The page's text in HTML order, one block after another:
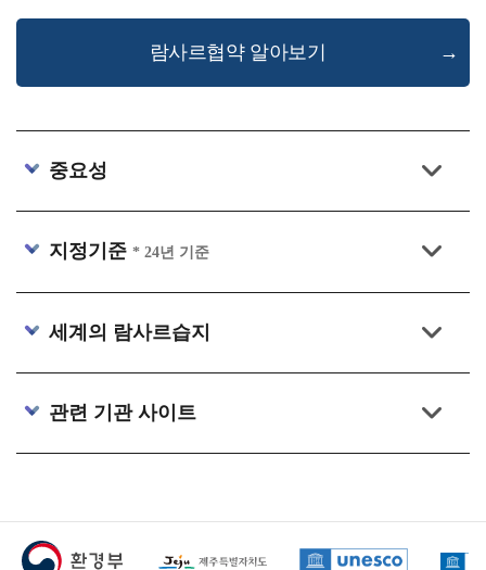
람사르협약 알아보기 →
중요성
지정기준 * 24년 기준
세계의 람사르습지
관련 기관 사이트